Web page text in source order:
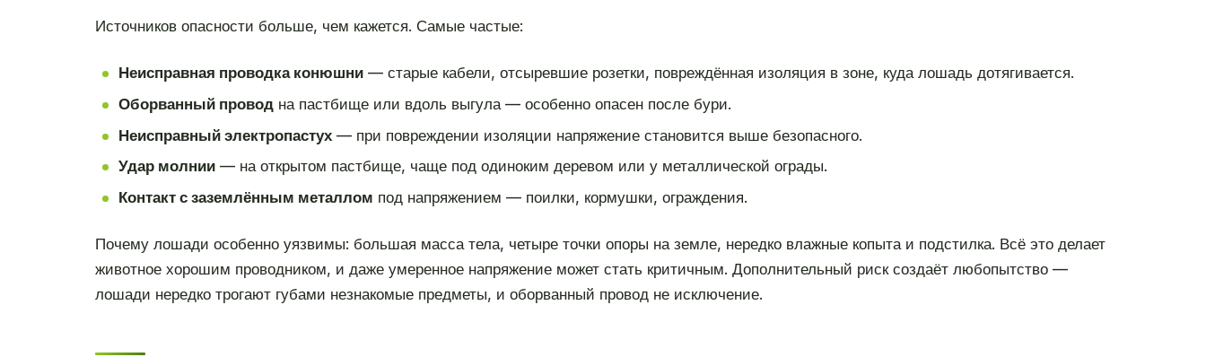
Источников опасности больше, чем кажется. Самые частые:
Неисправная проводка конюшни— старые кабели, отсыревшие розетки, повреждённая изоляция в зоне, куда лошадь дотягивается.
Оборванный проводна пастбище или вдоль выгула — особенно опасен после бури.
Неисправный электропастух— при повреждении изоляции напряжение становится выше безопасного.
Удар молнии— на открытом пастбище, чаще под одиноким деревом или у металлической ограды.
Контакт с заземлённым металлом под напряжением — поилки, кормушки, ограждения.
Почему лошади особенно уязвимы: большая масса тела, четыре точки опоры на земле, нередко влажные копыта и подстилка. Всё это делает
животное хорошим проводником, и даже умеренное напряжение может стать критичным. Дополнительный риск создаёт любопытство —
лошади нередко трогают губами незнакомые предметы, и оборванный провод не исключение.